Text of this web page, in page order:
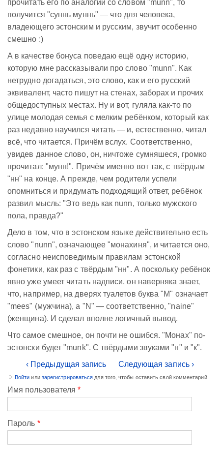
прочитать его по аналогии со словом "munn", то
получится "суннь муннь" — что для человека,
владеющего эстонским и русским, звучит особенно
смешно :)
А в качестве бонуса поведаю ещё одну историю,
которую мне рассказывали про слово "munn". Как
нетрудно догадаться, это слово, как и его русский
эквивалент, часто пишут на стенах, заборах и прочих
общедоступных местах. Ну и вот, гуляла как-то по
улице молодая семья с мелким ребёнком, который как
раз недавно научился читать — и, естественно, читал
всё, что читается. Причём вслух. Соответственно,
увидев данное слово, он, ничтоже сумняшеся, громко
прочитал: "мунн!". Причём именно вот так, с твёрдым
"нн" на конце. А прежде, чем родители успели
опомниться и придумать подходящий ответ, ребёнок
развил мысль: "Это ведь как nunn, только мужского
пола, правда?"
Дело в том, что в эстонском языке действительно есть
слово "nunn", означающее "монахиня", и читается оно,
согласно неисповедимым правилам эстонской
фонетики, как раз с твёрдым "нн". А поскольку ребёнок
явно уже умеет читать надписи, он наверняка знает,
что, например, на дверях туалетов буква "M" означает
"mees" (мужчина), а "N" — соответственно, "naine"
(женщина). И сделал вполне логичный вывод.
Что самое смешное, он почти не ошибся. "Монах" по-
эстонски будет "munk". С твёрдыми звуками "н" и "к".
‹ Предыдущая запись
Следующая запись ›
Войти или зарегистрироваться для того, чтобы оставить свой комментарий.
Имя пользователя*
Пароль *